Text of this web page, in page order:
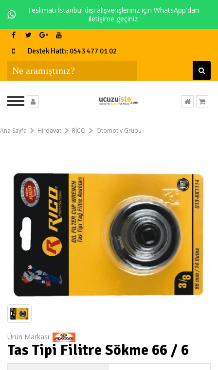
Teslimatı İstanbul dışı alışverişleriniz için WhatsApp'dan
iletişime geçiniz
Destek Hattı: 0543 477 01 02
Ana Sayfa Hirdavat RİCO Otomotiv Grubu
Ürün Markası:
Tas Tipi Filitre Sökme 66 / 6